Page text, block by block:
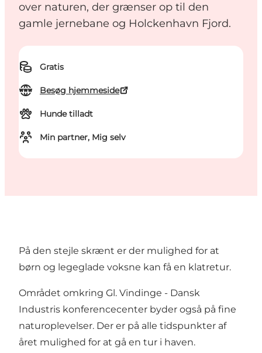
over naturen, der grænser op til den
gamle jernebane og Holckenhavn Fjord.
Gratis
Besøg hjemmeside
Hunde tilladt
Min partner, Mig selv
På den stejle skrænt er der mulighed for at
børn og legeglade voksne kan få en klatretur.
Området omkring Gl. Vindinge - Dansk
Industris konferencecenter byder også på fine
naturoplevelser. Der er på alle tidspunkter af
året mulighed for at gå en tur i haven.